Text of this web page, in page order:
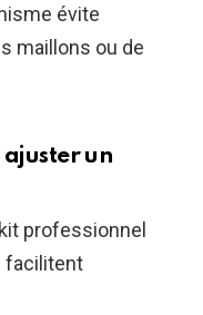
évite
maillons ou de
ajuster un
kit professionnel
facilitent